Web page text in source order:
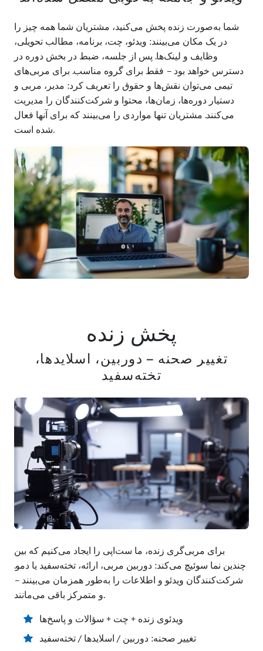
شما به‌صورت زنده پخش می‌کنید، مشتریان شما همه چیز را
در یک مکان می‌بینند: ویدئو، چت، برنامه، مطالب تحویلی،
وظایف و لینک‌ها. پس از جلسه، ضبط در بخش دوره در
دسترس خواهد بود – فقط برای گروه مناسب. برای مربی‌های
تیمی می‌توان نقش‌ها و حقوق را تعریف کرد: مدیر، مربی و
دستیار دوره‌ها، زمان‌ها، محتوا و شرکت‌کنندگان را مدیریت
می‌کنند. مشتریان تنها مواردی را می‌بینند که برای آنها فعال
شده است.
پخش زنده
تغییر صحنه – دوربین، اسلایدها،
تخته‌سفید
برای مربی‌گری زنده، ما ست‌اپی را ایجاد می‌کنیم که بین
چندین نما سوئیچ می‌کند: دوربین مربی، ارائه، تخته‌سفید یا دمو.
شرکت‌کنندگان ویدئو و اطلاعات را به‌طور همزمان می‌بینند –
و متمرکز باقی می‌مانند.
ویدئوی زنده + چت + سؤالات و پاسخ‌ها
تغییر صحنه: دوربین / اسلایدها / تخته‌سفید